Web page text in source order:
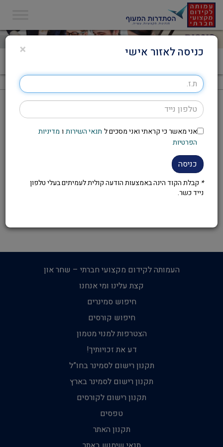
חיפוש קורסים
עריכת חיפוש
עמודים:
העמותה לקידום מקצועי חברתי – שחר און
קצת עלינו ומי אנחנו
חיפוש סמינרים
חיפוש קורסים
הצטרפות למנוי מטמון
דע את זכויותיך!
תקנון רישום לסמינר בחו”ל
תקנון רישום לסמינר בארץ
תקנון רישום לקורסים
טפסים
תקנון האתר
× כניסה לאזור אישי
אני מאשר כי קראתי ואני מסכים ל תנאי השירות ו מדיניות
הפרטיות
כניסה
* קבלת הקוד הינה באמצעות הודעה קולית לעמיתים בעלי טלפון
נייד כשר.